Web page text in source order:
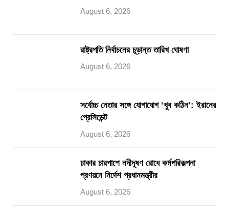
August 6, 2026
রাষ্ট্রপতি নির্বাচনের চূড়ান্ত তারিখ ঘোষণা
August 6, 2026
সর্বোচ্চ নেতার সঙ্গে যোগাযোগ ‘খুব কঠিন’: ইরানের
প্রেসিডেন্ট
August 6, 2026
ঢাকার চারপাশে নদীদূষণ রোধে কর্মপরিকল্পনা
প্রণয়নে নির্দেশ প্রধানমন্ত্রীর
August 6, 2026